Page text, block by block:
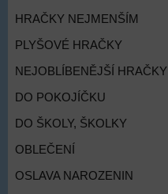
HRAČKY NEJMENŠÍM
PLYŠOVÉ HRAČKY
NEJOBLÍBENĚJŠÍ HRAČKY
DO POKOJÍČKU
DO ŠKOLY, ŠKOLKY
OBLEČENÍ
OSLAVA NAROZENIN